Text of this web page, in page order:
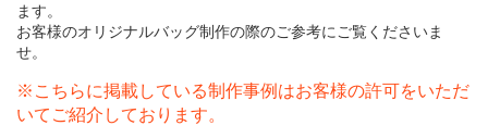
ます。
お客様のオリジナルバッグ制作の際のご参考にご覧くださいま
せ。
※こちらに掲載している制作事例はお客様の許可をいただ
いてご紹介しております。